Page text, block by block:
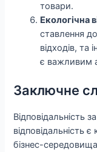
товари.
Екологічна
ставлення
відходів, та
є важливим
Заключне
Відповідальність
відповідальність
бізнес-